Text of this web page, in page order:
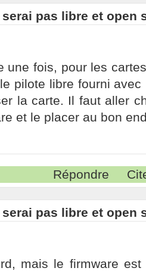
pas libre et open
une fois, pour les
pilote libre fourni
la carte. Il faut aller
et le placer au bon
Répondre
pas libre et open
mais le firmware